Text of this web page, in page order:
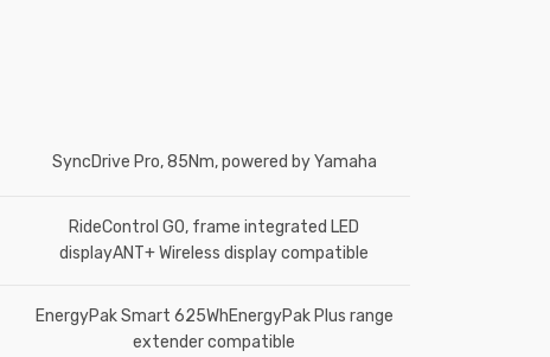
SyncDrive Pro, 85Nm, powered by Yamaha
RideControl GO, frame integrated LED
displayANT+ Wireless display compatible
EnergyPak Smart 625WhEnergyPak Plus range
extender compatible